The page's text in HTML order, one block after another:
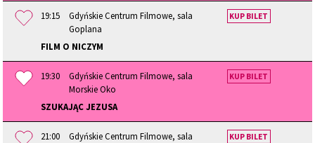
19:15
Gdyńskie Centrum Filmowe, sala
Goplana
FILM O NICZYM
KUP BILET
19:30
Gdyńskie Centrum Filmowe, sala
Morskie Oko
SZUKAJĄC JEZUSA
KUP BILET
21:00
Gdyńskie Centrum Filmowe, sala
KUP BILET